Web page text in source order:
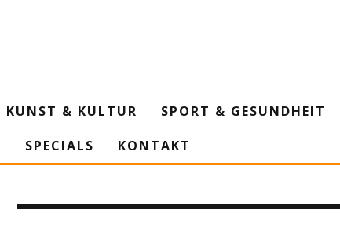
KUNST & KULTUR SPORT & GESUNDHEIT
SPECIALS KONTAKT